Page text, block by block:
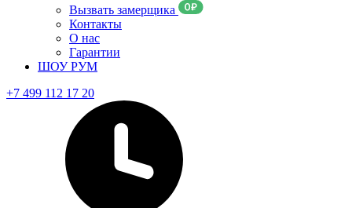
Вызвать замерщика
Контакты
О нас
Гарантии
ШОУ РУМ
+7 499 112 17 20